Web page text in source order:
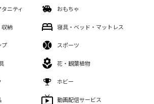
ニティ おもちゃ
収納 寝具・ベッド・マットレス
プ スポーツ
花・観葉植物
ホビー
動画配信サービス